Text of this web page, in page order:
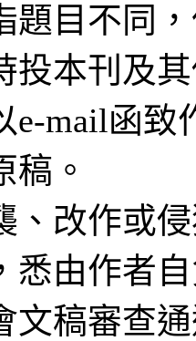
題目不同
投本刊及
e-mail函
稿。
、改作或
悉由作者
文稿審查